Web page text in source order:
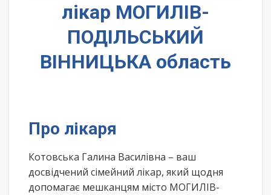
лікар МОГИЛІВ-
ПОДІЛЬСЬКИЙ
ВІННИЦЬКА область
Про лікаря
Котовська Галина Василівна – ваш
досвідчений сімейний лікар, який щодня
допомагає мешканцям місто МОГИЛІВ-